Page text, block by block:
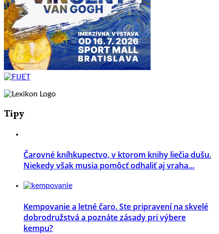
Tipy
Čarovné kníhkupectvo, v ktorom knihy liečia dušu.
Niekedy však musia pomôcť odhaliť aj vraha…
Kempovanie a letné čaro. Ste pripravení na skvelé
dobrodružstvá a poznáte zásady pri výbere
kempu?